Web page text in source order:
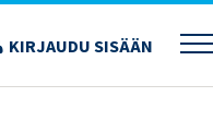
KIRJAUDU SISÄÄN
MONTH